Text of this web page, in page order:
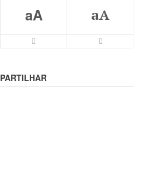
aA aA
PARTILHAR